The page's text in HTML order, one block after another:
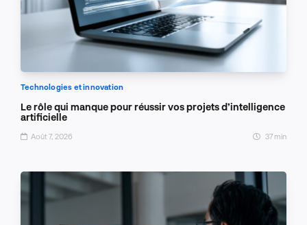
Technologies et innovation
Le rôle qui manque pour réussir vos projets d’intelligence
artificielle
Août 7, 2026 37 min